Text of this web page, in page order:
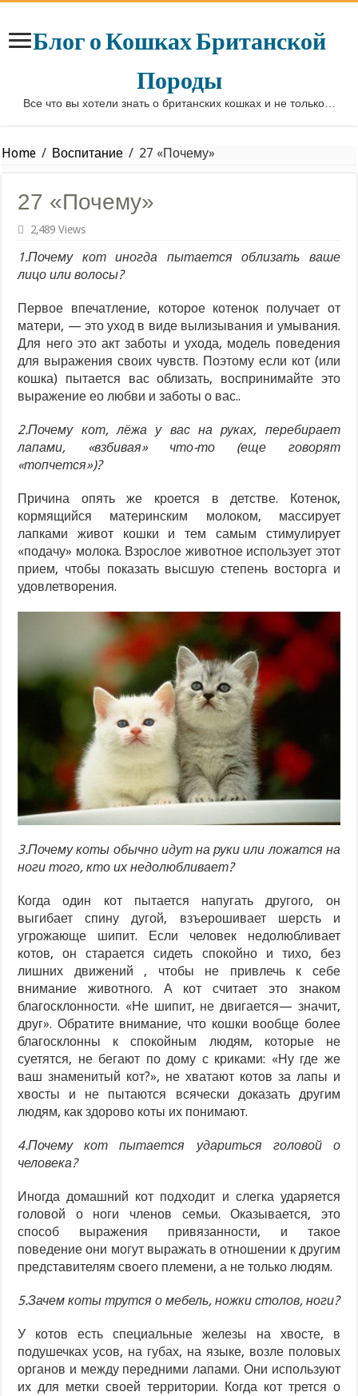
Блог о Кошках Британской
Породы
Все что вы хотели знать о британских кошках и не только…
Home / Воспитание / 27 «Почему»
27 «Почему»
2,489 Views
1.Почему кот иногда пытается облизать ваше
лицо или волосы?
Первое впечатление, которое котенок получает от
матери, — это уход в виде вылизывания и умывания.
Для него это акт заботы и ухода, модель поведения
для выражения своих чувств. Поэтому если кот (или
кошка) пытается вас облизать, воспринимайте это
выражение ео любви и заботы о вас..
2.Почему кот, лёжа у вас на руках, перебирает
лапами, «взбивая» что-то (еще говорят
«топчется»)?
Причина опять же кроется в детстве. Котенок,
кормящийся материнским молоком, массирует
лапками живот кошки и тем самым стимулирует
«подачу» молока. Взрослое животное использует этот
прием, чтобы показать высшую степень восторга и
удовлетворения.
3.Почему коты обычно идут на руки или ложатся на
ноги того, кто их недолюбливает?
Когда один кот пытается напугать другого, он
выгибает спину дугой, взъерошивает шерсть и
угрожающе шипит. Если человек недолюбливает
котов, он старается сидеть спокойно и тихо, без
лишних движений , чтобы не привлечь к себе
внимание животного. А кот считает это знаком
благосклонности. «Не шипит, не двигается— значит,
друг». Обратите внимание, что кошки вообще более
благосклонны к спокойным людям, которые не
суетятся, не бегают по дому с криками: «Ну где же
ваш знаменитый кот?», не хватают котов за лапы и
хвосты и не пытаются всячески доказать другим
людям, как здорово коты их понимают.
4.Почему кот пытается удариться головой о
человека?
Иногда домашний кот подходит и слегка ударяется
головой о ноги членов семьи. Оказывается, это
способ выражения привязанности, и такое
поведение они могут выражать в отношении к другим
представителям своего племени, а не только людям.
5.Зачем коты трутся о мебель, ножки столов, ноги?
У котов есть специальные железы на хвосте, в
подушечках усов, на губах, на языке, возле половых
органов и между передними лапами. Они используют
их для метки своей территории. Когда кот трется о